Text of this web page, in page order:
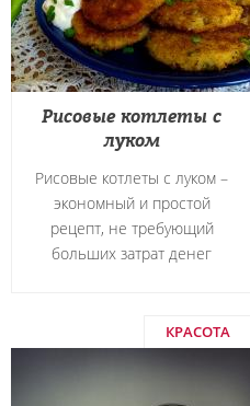
Рисовые котлеты с
луком
Рисовые котлеты с луком –
экономный и простой
рецепт, не требующий
больших затрат денег
КРАСОТА